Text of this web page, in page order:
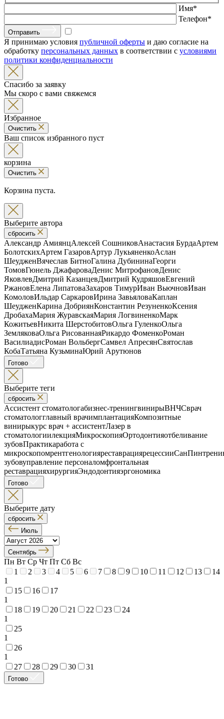
Имя*
Телефон*
Отправить
Я принимаю условия публичной оферты и даю согласие на
обработку персональных данных в соответствии с условиями
политики конфиденциальности
Спасибо за заявку
Мы скоро с вами свяжемся
Избранное
Очистить
Ваш список избранного пуст
корзина
Очистить
Корзина пуста.
Выберите автора
сбросить
Александр АмиянцАлексей СошниковАнастасия БурдаАртем
БолотскихАртем ГазаровАртур ЛукьяненкоАслан
ШеудженВячеслав БитноГалина ДубининаГеорги
ТомовГюнель ДжафароваДенис МитрофановДенис
ЯковлевДмитрий КазанцевДмитрий КудряшовЕвгений
РжановЕлена ЛипатоваЗахаров ТимурИван ВьючновИван
КомоловИльдар СаркаровИрина ЗавьяловаКаплан
ШеудженКарина ДобриянКонстантин РезуненкоКсения
ДробахаМария ЖуравскаяМария ЛогвиненкоМарк
КожитьевНикита ШерстобитовОльга ГуленкоОльга
ЗемляковаОльга РисованнаяРикардо ФоменкоРоман
ВасилиадисРоман ВольбергСамвел АпресянСвятослав
КобаТатьяна КузьминаЮрий Арутюнов
Готово
Выберите теги
сбросить
Ассистент стоматологабизнес-тренингвинирыВНЧСврач
стоматологглавный врачимплантацияКомпозитные
винирыкурс врач + ассистентЛазер в
стоматологиилекцияМикроскопияОртодонтияотбеливание
зубовПрактикаработа с
микроскопомрентгенологияреставрациярецессииСанПин
зубовуправление персоналомфронтальная
реставрацияхирургияЭндодонтияэргономика
Готово
Выберите дату
сбросить
Июль
Сентябрь
Пн Вт Ср Чт Пт Сб Вс
1
2 3 4 5 6 7 8 9 10 11 12 13
14
1
15
16
17
1
18
19 20 21 22 23
24
1
25
1
26
1
27
28 29 30 31
Готово